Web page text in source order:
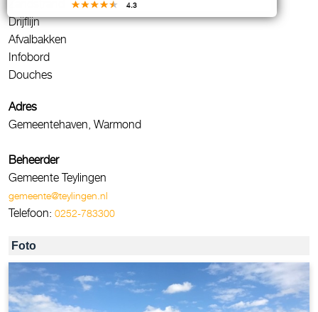
Drijflijn
Afvalbakken
Infobord
Douches
Adres
Gemeentehaven, Warmond
Beheerder
Gemeente Teylingen
gemeente@teylingen.nl
Telefoon: 0252-783300
Foto
4.3